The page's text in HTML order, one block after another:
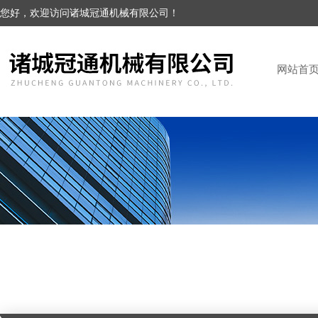
您好，欢迎访问诸城冠通机械有限公司！
网站首